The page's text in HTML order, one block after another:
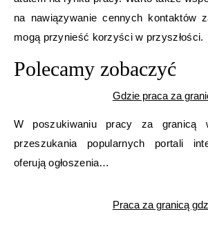
na nawiązywanie cennych kontaktów
mogą przynieść korzyści w przyszłości.
Polecamy zobaczyć
Gdzie praca za
W poszukiwaniu pracy za granicą
przeszukania popularnych portali
oferują ogłoszenia…
Praca za granicą